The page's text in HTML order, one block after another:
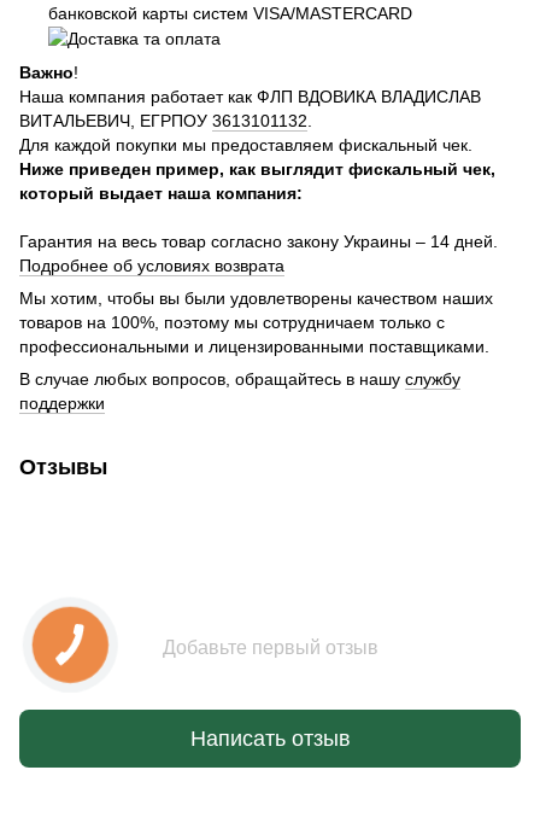
банковской карты систем VISA/MASTERCARD
Важно!
Наша компания работает как ФЛП ВДОВИКА ВЛАДИСЛАВ
ВИТАЛЬЕВИЧ, ЕГРПОУ 3613101132
Для каждой покупки мы предоставляем фискальный чек.
Ниже приведен пример, как выглядит фискальный чек,
который выдает наша компания:
Гарантия на весь товар согласно закону Украины – 14 дней.
Подробнее об условиях возврата
Мы хотим, чтобы вы были удовлетворены качеством наших
товаров на 100%, поэтому мы сотрудничаем только с
профессиональными и лицензированными поставщиками.
В случае любых вопросов, обращайтесь в нашу службу
поддержки
Отзывы
Добавьте первый отзыв
Написать отзыв